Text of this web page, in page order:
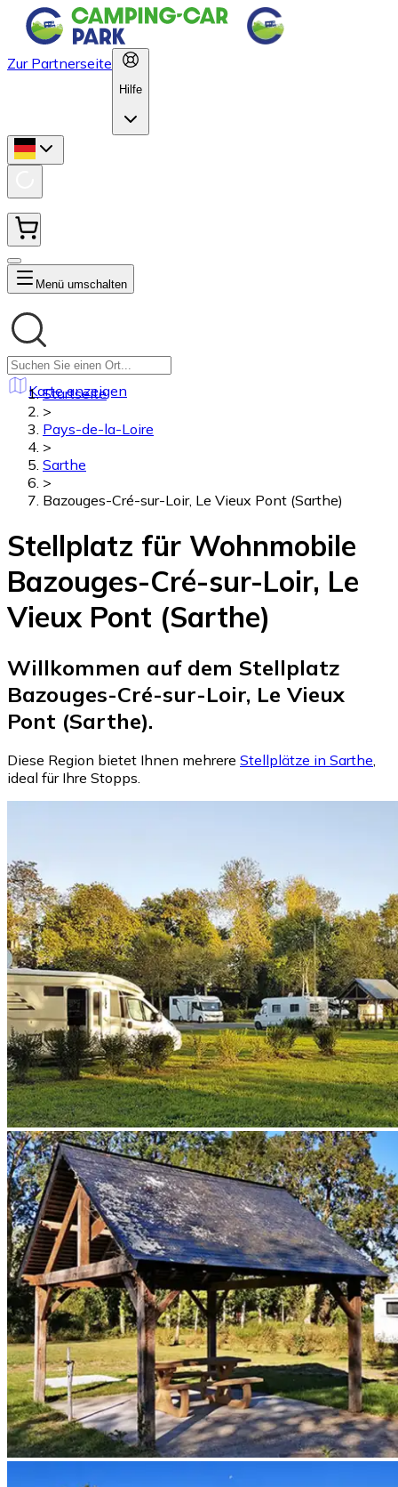
Zur Partnerseite
Hilfe
Menü umschalten
Karte anzeigen
Startseite
>
Pays-de-la-Loire
>
Sarthe
>
Bazouges-Cré-sur-Loir, Le Vieux Pont (Sarthe)
Stellplatz für Wohnmobile
Bazouges-Cré-sur-Loir, Le
Vieux Pont (Sarthe)
Willkommen auf dem Stellplatz
Bazouges-Cré-sur-Loir, Le Vieux
Pont (Sarthe).
Diese Region bietet Ihnen mehrere Stellplätze in Sarthe,
ideal für Ihre Stopps.